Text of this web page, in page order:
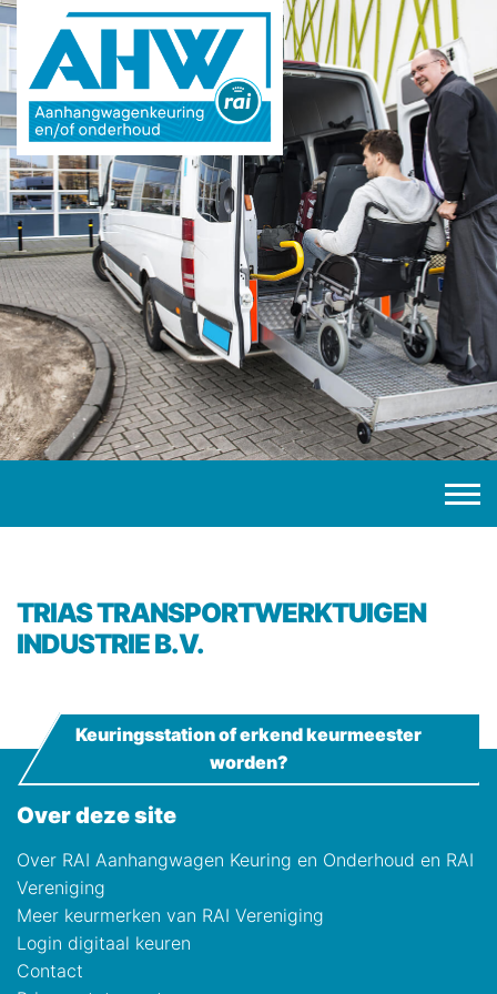
TRIAS TRANSPORTWERKTUIGEN
INDUSTRIE B.V.
Over deze site
Over RAI Aanhangwagen Keuring en Onderhoud en RAI
Vereniging
Meer keurmerken van RAI Vereniging
Login digitaal keuren
Contact
Keuringsstation of erkend keurmeester
worden?